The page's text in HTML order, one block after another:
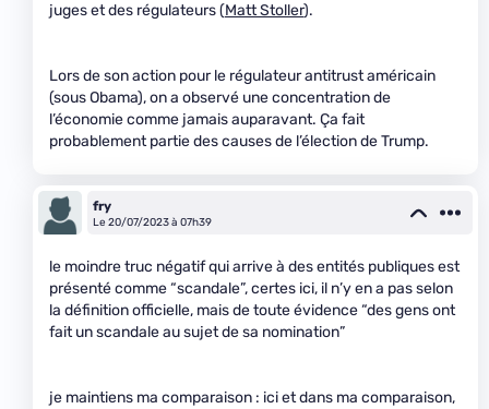
juges et des régulateurs (Matt Stoller).
Lors de son action pour le régulateur antitrust américain
(sous Obama), on a observé une concentration de
l’économie comme jamais auparavant. Ça fait
probablement partie des causes de l’élection de Trump.
fry
Le 20/07/2023 à 07h39
le moindre truc négatif qui arrive à des entités publiques est
présenté comme “scandale”, certes ici, il n’y en a pas selon
la définition officielle, mais de toute évidence “des gens ont
fait un scandale au sujet de sa nomination”
je maintiens ma comparaison : ici et dans ma comparaison,